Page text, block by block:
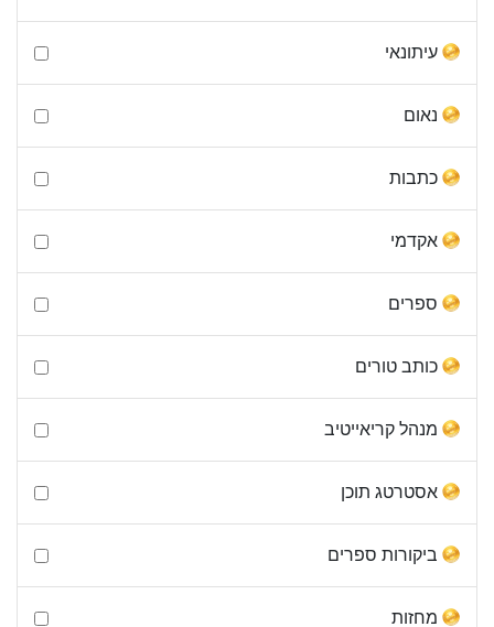
עיתונאי
נאום
כתבות
אקדמי
ספרים
כותב טורים
מנהל קריאייטיב
אסטרטג תוכן
ביקורות ספרים
מחזות